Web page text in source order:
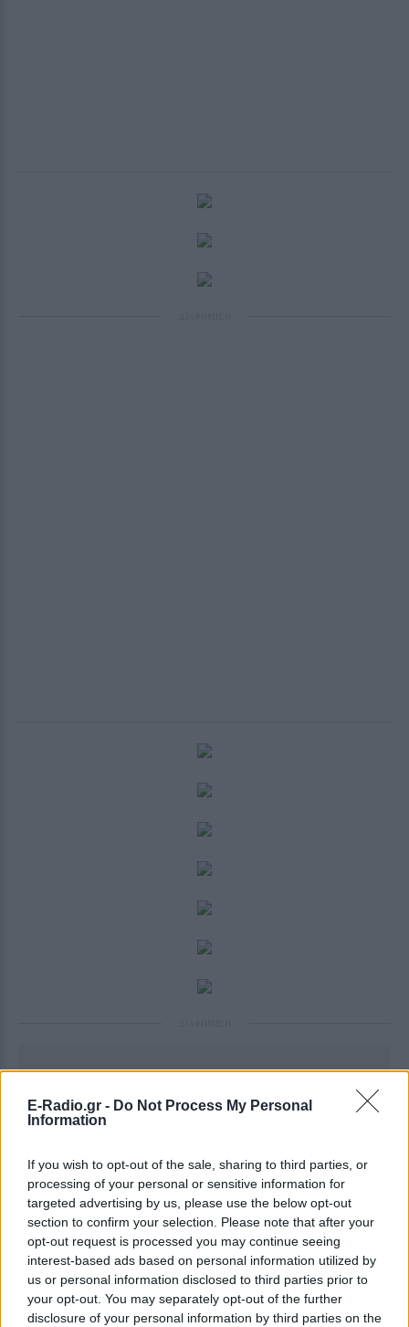
E-Radio.gr - Do Not Process My Personal
Information
If you wish to opt-out of the sale, sharing to third parties, or
processing of your personal or sensitive information for
targeted advertising by us, please use the below opt-out
section to confirm your selection. Please note that after your
opt-out request is processed you may continue seeing
interest-based ads based on personal information utilized by
us or personal information disclosed to third parties prior to
your opt-out. You may separately opt-out of the further
disclosure of your personal information by third parties on the